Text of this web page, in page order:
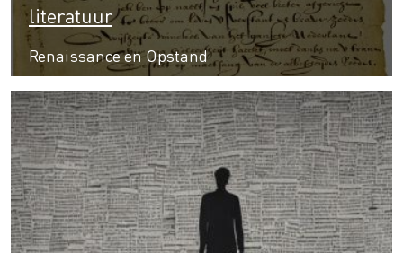
literatuur
Renaissance en Opstand